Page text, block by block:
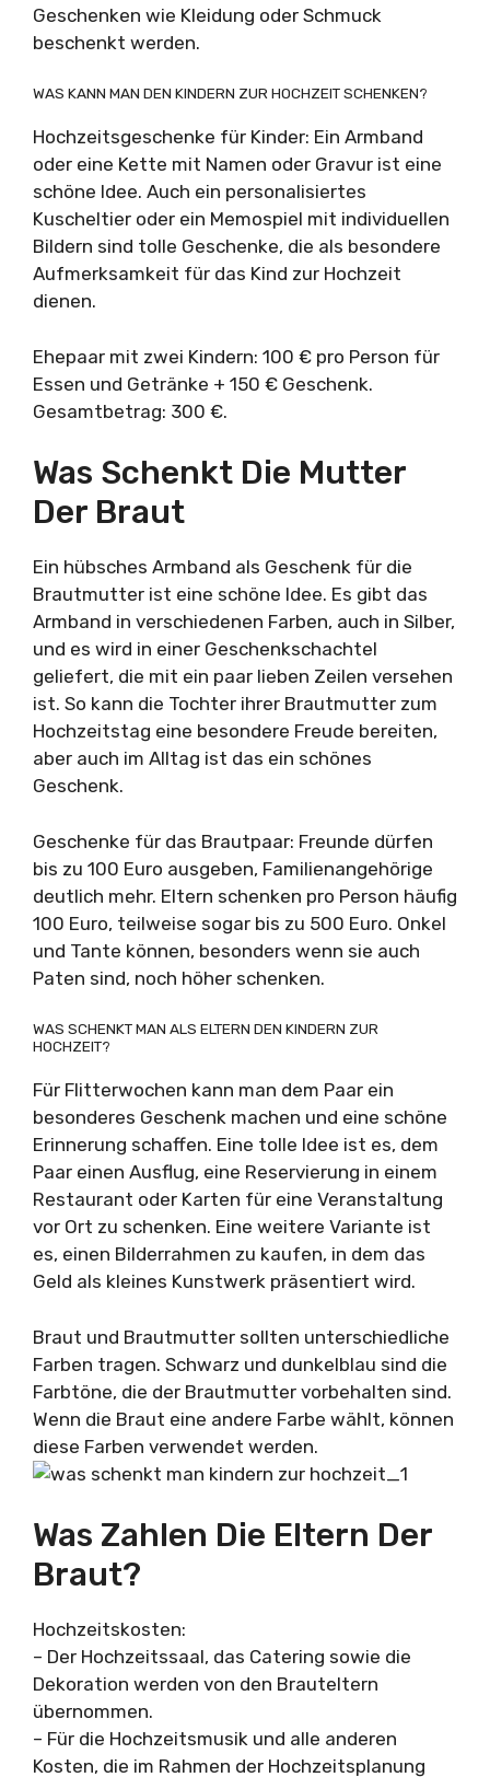
Geschenken wie Kleidung oder Schmuck
beschenkt werden.
WAS KANN MAN DEN KINDERN ZUR HOCHZEIT SCHENKEN?
Hochzeitsgeschenke für Kinder: Ein Armband
oder eine Kette mit Namen oder Gravur ist eine
schöne Idee. Auch ein personalisiertes
Kuscheltier oder ein Memospiel mit individuellen
Bildern sind tolle Geschenke, die als besondere
Aufmerksamkeit für das Kind zur Hochzeit
dienen.
Ehepaar mit zwei Kindern: 100 € pro Person für
Essen und Getränke + 150 € Geschenk.
Gesamtbetrag: 300 €.
Was Schenkt Die Mutter
Der Braut
Ein hübsches Armband als Geschenk für die
Brautmutter ist eine schöne Idee. Es gibt das
Armband in verschiedenen Farben, auch in Silber,
und es wird in einer Geschenkschachtel
geliefert, die mit ein paar lieben Zeilen versehen
ist. So kann die Tochter ihrer Brautmutter zum
Hochzeitstag eine besondere Freude bereiten,
aber auch im Alltag ist das ein schönes
Geschenk.
Geschenke für das Brautpaar: Freunde dürfen
bis zu 100 Euro ausgeben, Familienangehörige
deutlich mehr. Eltern schenken pro Person häufig
100 Euro, teilweise sogar bis zu 500 Euro. Onkel
und Tante können, besonders wenn sie auch
Paten sind, noch höher schenken.
WAS SCHENKT MAN ALS ELTERN DEN KINDERN ZUR
HOCHZEIT?
Für Flitterwochen kann man dem Paar ein
besonderes Geschenk machen und eine schöne
Erinnerung schaffen. Eine tolle Idee ist es, dem
Paar einen Ausflug, eine Reservierung in einem
Restaurant oder Karten für eine Veranstaltung
vor Ort zu schenken. Eine weitere Variante ist
es, einen Bilderrahmen zu kaufen, in dem das
Geld als kleines Kunstwerk präsentiert wird.
Braut und Brautmutter sollten unterschiedliche
Farben tragen. Schwarz und dunkelblau sind die
Farbtöne, die der Brautmutter vorbehalten sind.
Wenn die Braut eine andere Farbe wählt, können
diese Farben verwendet werden.
Was Zahlen Die Eltern Der
Braut?
Hochzeitskosten:
– Der Hochzeitssaal, das Catering sowie die
Dekoration werden von den Brauteltern
übernommen.
– Für die Hochzeitsmusik und alle anderen
Kosten, die im Rahmen der Hochzeitsplanung